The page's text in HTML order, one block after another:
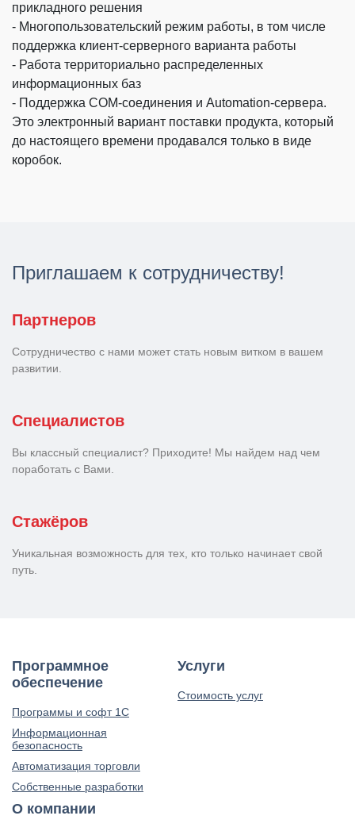
прикладного решения
- Многопользовательский режим работы, в том числе
поддержка клиент-серверного варианта работы
- Работа территориально распределенных
информационных баз
- Поддержка COM-соединения и Automation-сервера.
Это электронный вариант поставки продукта, который
до настоящего времени продавался только в виде
коробок.
Приглашаем к сотрудничеству!
Партнеров
Сотрудничество с нами может стать новым витком в вашем
развитии.
Специалистов
Вы классный специалист? Приходите! Мы найдем над чем
поработать с Вами.
Стажёров
Уникальная возможность для тех, кто только начинает свой
путь.
Программное
обеспечение
Программы и софт 1С
Информационная
безопасность
Автоматизация торговли
Собственные разработки
Услуги
Стоимость услуг
О компании